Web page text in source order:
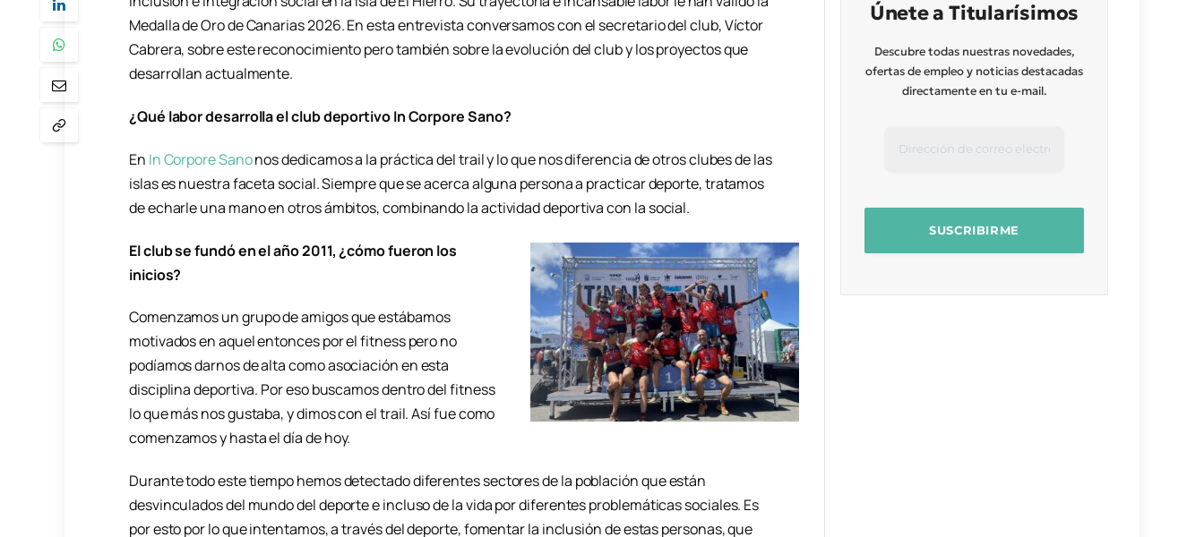
Medalla de Oro de Canarias 2026. En esta entrevista conversamos con el secretario del club, Víctor
Cabrera, sobre este reconocimiento pero también sobre la evolución del club y los proyectos que
desarrollan actualmente.
¿Qué labor desarrolla el club deportivo In Corpore Sano?
En In Corpore Sanonos dedicamos a la práctica del trail y lo que nos diferencia de otros clubes de las
islas es nuestra faceta social. Siempre que se acerca alguna persona a practicar deporte, tratamos
de echarle una mano en otros ámbitos, combinando la actividad deportiva con la social.
El club se fundó en el año 2011, ¿cómo fueron los
inicios?
Comenzamos un grupo de amigos que estábamos
motivados en aquel entonces por el fitness pero no
podíamos darnos de alta como asociación en esta
disciplina deportiva. Por eso buscamos dentro del fitness
lo que más nos gustaba, y dimos con el trail. Así fue como
comenzamos y hasta el día de hoy.
Durante todo este tiempo hemos detectado diferentes sectores de la población que están
desvinculados del mundo del deporte e incluso de la vida por diferentes problemáticas sociales. Es
por esto por lo que intentamos, a través del deporte, fomentar la inclusión de estas personas, que
Únete a Titularísimos
Descubre todas nuestras novedades,
ofertas de empleo y noticias destacadas
directamente en tu e-mail.